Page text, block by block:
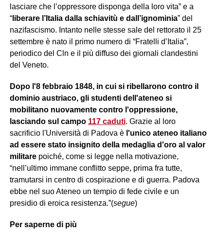
lasciare che l’oppressore disponga della loro vita” e a
“ liberare l’Italia dalla schiavitù e dall’ignominia” del
nazifascismo. Intanto nelle stesse sale del rettorato il 25
settembre è nato il primo numero di “Fratelli d’Italia”,
periodico del Cln e il più diffuso dei giornali clandestini
del Veneto.
Dopo l'8 febbraio 1848, in cui si ribellarono contro il
dominio austriaco, gli studenti dell'ateneo si
mobilitano nuovamente contro l'oppressione,
lasciando sul campo 117 caduti. Grazie al loro
sacrificio l'Università di Padova è l'unico ateneo italiano
ad essere stato insignito della medaglia d'oro al valor
militare poiché, come si legge nella motivazione,
“nell’ultimo immane conflitto seppe, prima fra tutte,
tramutarsi in centro di cospirazione e di guerra. Padova
ebbe nel suo Ateneo un tempio di fede civile e un
presidio di eroica resistenza.”(segue)
Per saperne di più